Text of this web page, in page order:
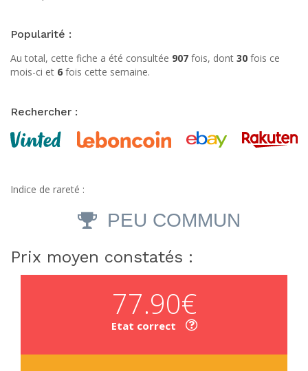
Popularité :
Au total, cette fiche a été consultée 907 fois, dont 30 fois ce
mois-ci et 6 fois cette semaine.
Rechercher :
Indice de rareté :
PEU COMMUN
Prix moyen constatés :
77.90€
Etat correct